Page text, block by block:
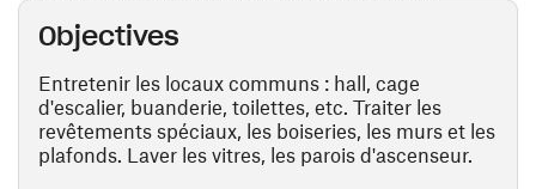
Objectives
Entretenir les locaux communs : hall, cage
d'escalier, buanderie, toilettes, etc. Traiter les
revêtements spéciaux, les boiseries, les murs et les
plafonds. Laver les vitres, les parois d'ascenseur.